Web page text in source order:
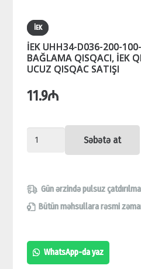
İEK
İEK UHH34-D036-200-
BAĞLAMA QISQACI, İEK
UCUZ QISQAC SATIŞI
11.9₼
İEK
200-
100-
İTK
KABEL
Səbətə at
Gün ərzində pulsuz çatdırılma
Bütün məhsullara rəsmi
WhatsApp-da yaz